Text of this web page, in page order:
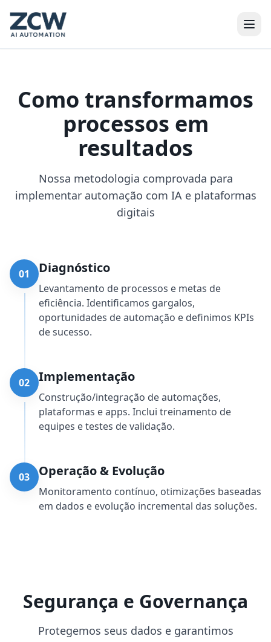
Como transformamos
processos em
resultados
Nossa metodologia comprovada para
implementar automação com IA e plataformas
digitais
01 Diagnóstico
Levantamento de processos e metas de
eficiência. Identificamos gargalos,
oportunidades de automação e definimos KPIs
de sucesso.
02 Implementação
Construção/integração de automações,
plataformas e apps. Inclui treinamento de
equipes e testes de validação.
03 Operação & Evolução
Monitoramento contínuo, otimizações baseadas
em dados e evolução incremental das soluções.
Segurança e Governança
Protegemos seus dados e garantimos